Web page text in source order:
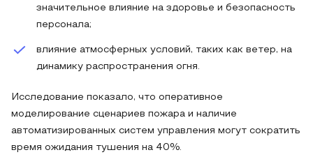
значительное влияние на здоровье и безопасность
персонала;
влияние атмосферных условий, таких как ветер, на
динамику распространения огня.
Исследование показало, что оперативное
моделирование сценариев пожара и наличие
автоматизированных систем управления могут сократить
время ожидания тушения на 40%.